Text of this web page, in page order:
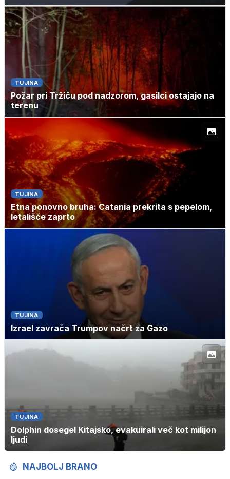
TUJINA
Požar pri Tržiču pod nadzorom, gasilci ostajajo na
terenu
TUJINA
Etna ponovno bruha: Catania prekrita s pepelom,
letališče zaprto
TUJINA
Izrael zavrača Trumpov načrt za Gazo
TUJINA
Dolphin dosegel Kitajsko, evakuirali več kot milijon
ljudi
NAJBOLJ BRANO